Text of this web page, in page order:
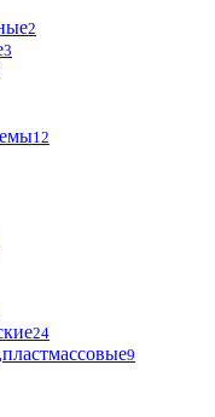
2
3
12
24
9